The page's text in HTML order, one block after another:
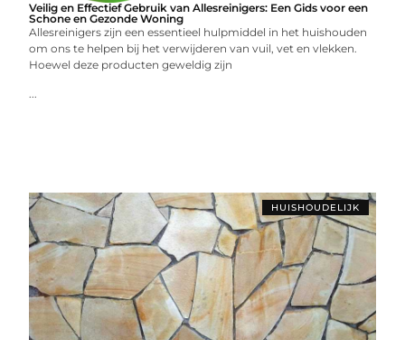
Veilig en Effectief Gebruik van Allesreinigers: Een Gids voor een
Schone en Gezonde Woning
Allesreinigers zijn een essentieel hulpmiddel in het huishouden
om ons te helpen bij het verwijderen van vuil, vet en vlekken.
Hoewel deze producten geweldig zijn
...
HUISHOUDELIJK